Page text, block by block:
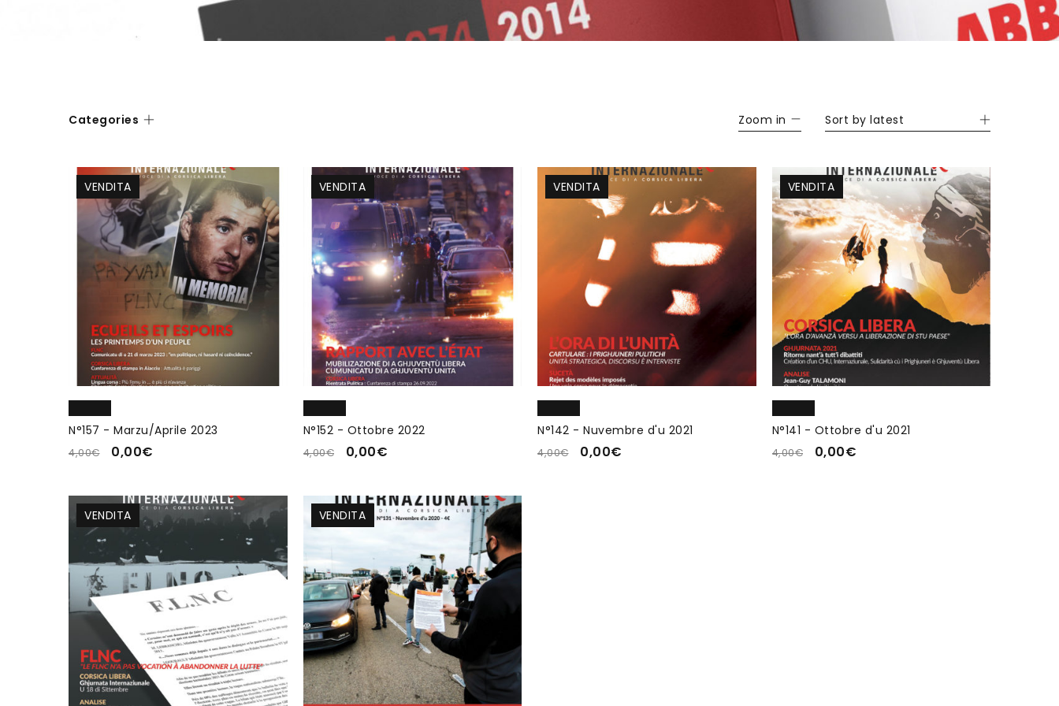
Sort by latest
Zoom in
Categories
VENDITA
N°157 - Marzu/Aprile 2023
4,00€ 0,00€
VENDITA
N°152 - Ottobre 2022
4,00€ 0,00€
VENDITA
N°142 - Nuvembre d'u 2021
4,00€ 0,00€
VENDITA
N°141 - Ottobre d'u 2021
4,00€ 0,00€
VENDITA VENDITA